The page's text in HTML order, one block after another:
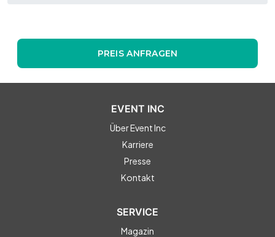
PREIS ANFRAGEN
EVENT INC
Über Event Inc
Karriere
Presse
Kontakt
SERVICE
Magazin